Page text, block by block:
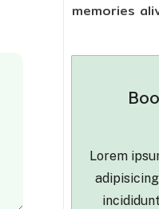
memories
Lorem